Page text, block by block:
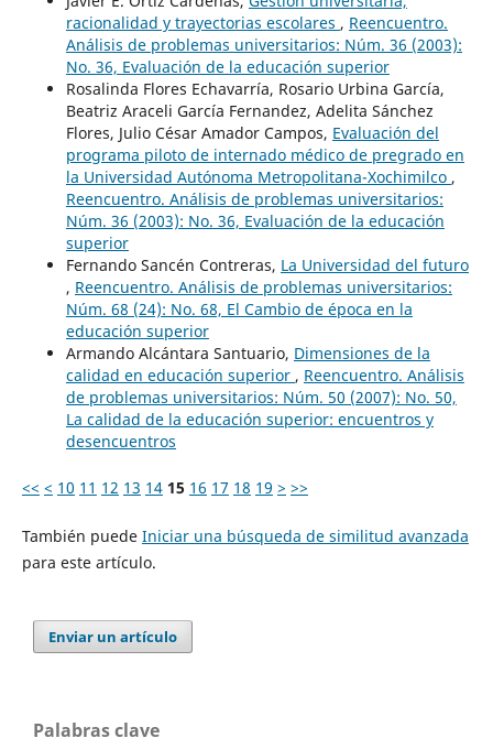
racionalidad y trayectorias escolares , Reencuentro.
Análisis de problemas universitarios: Núm. 36 (2003):
No. 36, Evaluación de la educación superior
Rosalinda Flores Echavarría, Rosario Urbina García,
Beatriz Araceli García Fernandez, Adelita Sánchez
Flores, Julio César Amador Campos, Evaluación del
programa piloto de internado médico de pregrado en
la Universidad Autónoma Metropolitana-Xochimilco ,
Reencuentro. Análisis de problemas universitarios:
Núm. 36 (2003): No. 36, Evaluación de la educación
superior
Fernando Sancén Contreras, La Universidad del futuro
, Reencuentro. Análisis de problemas universitarios:
Núm. 68 (24): No. 68, El Cambio de época en la
educación superior
Armando Alcántara Santuario, Dimensiones de la
calidad en educación superior , Reencuentro. Análisis
de problemas universitarios: Núm. 50 (2007): No. 50,
La calidad de la educación superior: encuentros y
desencuentros
<< < 10 11 12 13 14 15 16 17 18 19 > >>
También puede Iniciar una búsqueda de similitud avanzada
para este artículo.
Enviar un artículo
Palabras clave